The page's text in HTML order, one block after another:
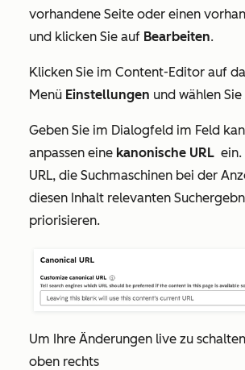
vorhandene Seite oder einen
und klicken Sie auf Bearbeiten.
Klicken Sie im Content-Editor auf
Menü Einstellungen und wählen Sie
Geben Sie im Dialogfeld im Feld
anpassen eine kanonische URL ein.
URL, die Suchmaschinen bei der
diesen Inhalt relevanten
priorisieren.
Um Ihre Änderungen live zu
oben rechts